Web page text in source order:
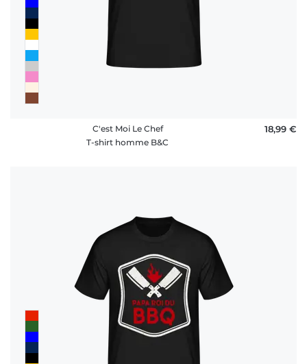
C'est Moi Le Chef
T-shirt homme B&C
18,99 €